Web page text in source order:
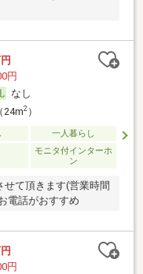
円
なし
24m2）
一人暮らし
モニタ付インターホ
ン
て頂きます(営業時間
電話がおすすめ
円